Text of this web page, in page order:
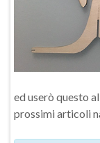
ed userò questo
prossimi articoli